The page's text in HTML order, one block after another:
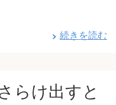
続きを読む
らけ出すと